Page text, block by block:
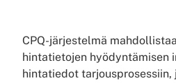
CPQ-järjestelmä
hintatietojen hyödyntämisen
hintatiedot